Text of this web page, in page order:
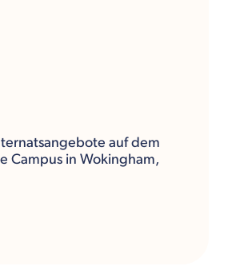
auf dem
Campus in Wokingham,